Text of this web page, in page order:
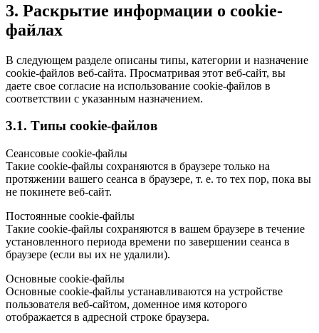
3. Раскрытие информации о cookie-
файлах
В следующем разделе описаны типы, категории и назначение
cookie-файлов веб-сайта. Просматривая этот веб-сайт, вы
даете свое согласие на использование cookie-файлов в
соответствии с указанным назначением.
3.1. Типы cookie-файлов
Сеансовые cookie-файлы
Такие cookie-файлы сохраняются в браузере только на
протяжении вашего сеанса в браузере, т. е. то тех пор, пока вы
не покинете веб-сайт.
Постоянные cookie-файлы
Такие cookie-файлы сохраняются в вашем браузере в течение
установленного периода времени по завершении сеанса в
браузере (если вы их не удалили).
Основные cookie-файлы
Основные cookie-файлы устанавливаются на устройстве
пользователя веб-сайтом, доменное имя которого
отображается в адресной строке браузера.